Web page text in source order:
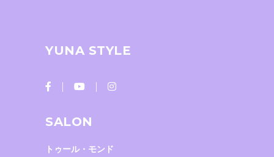
YUNA STYLE
SALON
トゥール・モンド